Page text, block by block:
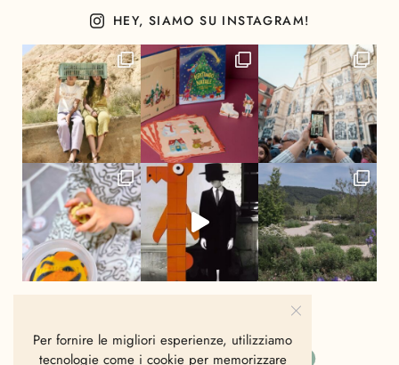
HEY, SIAMO SU INSTAGRAM!
Per fornire le migliori esperienze, utilizziamo
tecnologie come i cookie per memorizzare